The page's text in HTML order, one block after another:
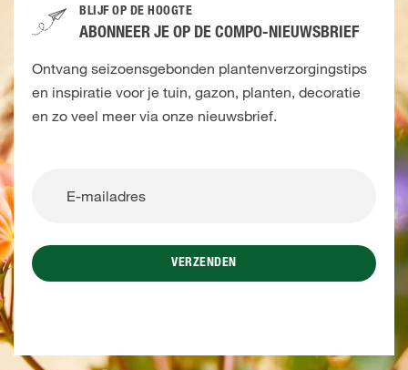
BLIJF OP DE HOOGTE
ABONNEER JE OP DE COMPO-NIEUWSBRIEF
Ontvang seizoensgebonden plantenverzorgingstips
en inspiratie voor je tuin, gazon, planten, decoratie
en zo veel meer via onze nieuwsbrief.
VERZENDEN